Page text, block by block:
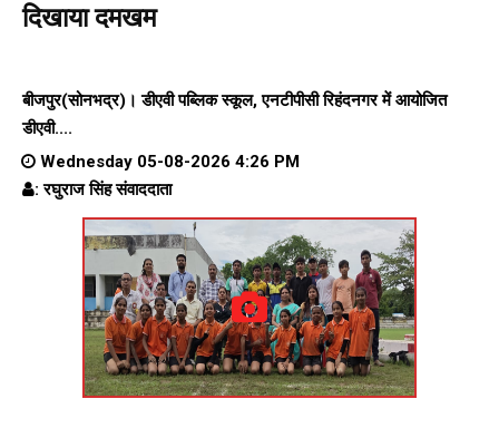
दिखाया दमखम
बीजपुर(सोनभद्र)। डीएवी पब्लिक स्कूल, एनटीपीसी रिहंदनगर में आयोजित
डीएवी....
Wednesday 05-08-2026 4:26 PM
: रघुराज सिंह संवाददाता